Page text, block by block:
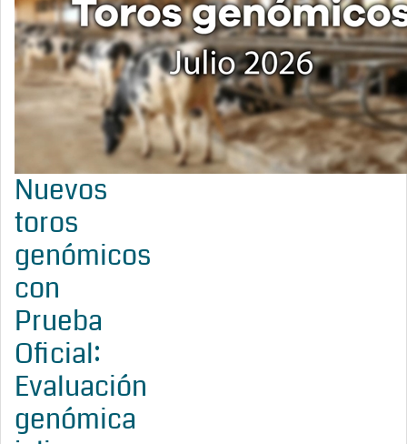
Nuevos
toros
genómicos
con
Prueba
Oficial:
Evaluación
genómica